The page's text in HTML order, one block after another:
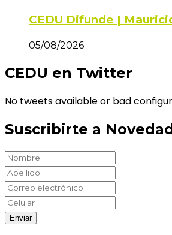
CEDU Difunde |
05/08/2026
CEDU en Twitter
No tweets available or bad
Suscribirte a